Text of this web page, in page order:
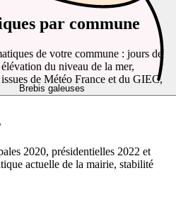
Brebis galeuses
par commune
de votre commune : jours de
du niveau de la mer,
de Météo France et du GIEC,
2020, présidentielles 2022 et
actuelle de la mairie, stabilité